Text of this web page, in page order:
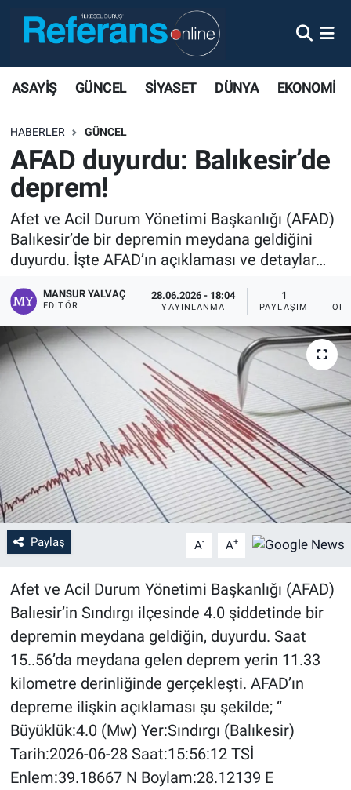
ASAYİŞ GÜNCEL SİYASET DÜNYA EKONOMİ
HABERLER GÜNCEL
AFAD duyurdu: Balıkesir’de
deprem!
Afet ve Acil Durum Yönetimi Başkanlığı (AFAD)
Balıkesir’de bir depremin meydana geldiğini
duyurdu. İşte AFAD’ın açıklaması ve detaylar…
MANSUR YALVAÇ
EDITÖR
28.06.2026 - 18:04
YAYINLANMA
1
PAYLAŞIM
Paylaş A- A+
Afet ve Acil Durum Yönetimi Başkanlığı (AFAD)
Balıesir’in Sındırgı ilçesinde 4.0 şiddetinde bir
depremin meydana geldiğin, duyurdu. Saat
15..56’da meydana gelen deprem yerin 11.33
kilometre derinliğinde gerçekleşti. AFAD’ın
depreme ilişkin açıklaması şu şekilde; “
Büyüklük:4.0 (Mw) Yer:Sındırgı (Balıkesir)
Tarih:2026-06-28 Saat:15:56:12 TSİ
Enlem:39.18667 N Boylam:28.12139 E